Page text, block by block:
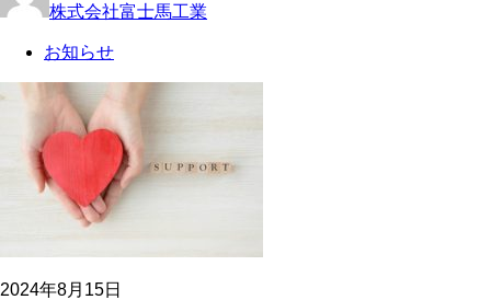
株式会社富士馬工業
お知らせ
2024年8月15日